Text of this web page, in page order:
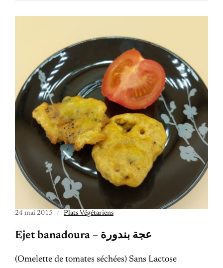
24 mai 2015 Plats Végétariens
Ejet banadoura – عجة بندورة
(Omelette de tomates séchées) Sans Lactose